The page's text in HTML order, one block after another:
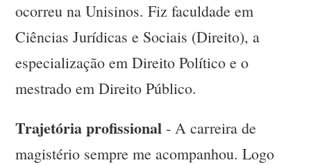
ocorreu na Unisinos. Fiz faculdade em
Ciências Jurídicas e Sociais (Direito), a
especialização em Direito Político e o
mestrado em Direito Público.
Trajetória profissional - A carreira de
magistério sempre me acompanhou. Logo